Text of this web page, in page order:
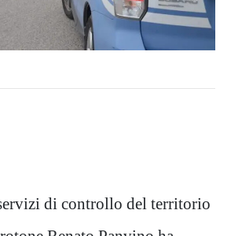
di controllo del territorio